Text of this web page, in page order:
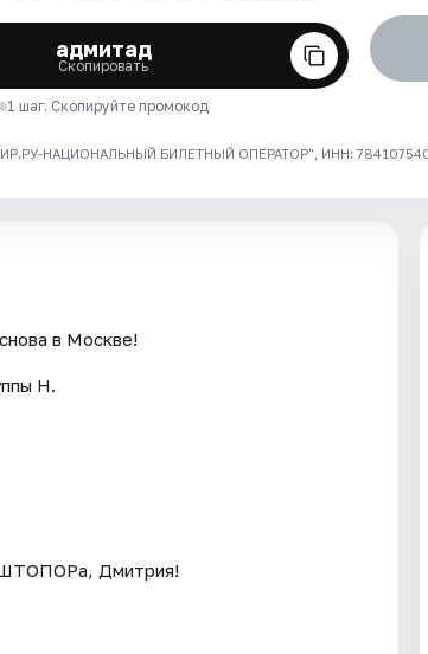
адмитад
Скопировать
1 шаг. Скопируйте промокод
НАЦИОНАЛЬНЫЙ БИЛЕТНЫЙ ОПЕРАТОР", ИНН: 7841075409
в Москве!
Н.
ШТОПОРа, Дмитрия!